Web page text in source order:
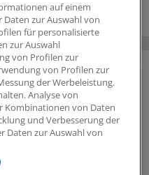
erhalten Ärzte und
der
auf mehr
Praxis-Tipps.
auf einem
zur Auswahl von
für personalisierte
zur Auswahl
von Profilen zur
von Profilen zur
der Werbeleistung.
Analyse von
Kombinationen von Daten
und Verbesserung der
Daten zur Auswahl von